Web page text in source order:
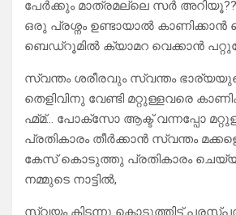
പേർക്കും മാത്രമല്ലെ സർ
ഒരു പ്രശ്നം ഉണ്ടായാൽ കാണിക്കാൻ
ബെഡ്‌റൂമിൽ ക്യാമറ വെക്കാൻ
സ്വന്തം ശരീരവും സ്വന്തം
തെളിവിനു വേണ്ടി മറ്റുള്ളവരെ
ഹ്മ്മ്… പോക്സോ ആക്ട് വന്നപ്പോ
പ്രതികാരം തീർക്കാൻ സ്വന്തം
കേസ് കൊടുത്തു പ്രതികാരം ചെയ്യാൻ
നമ്മുടെ നാട്ടിൽ,